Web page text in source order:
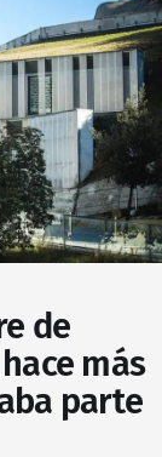
de
más
parte